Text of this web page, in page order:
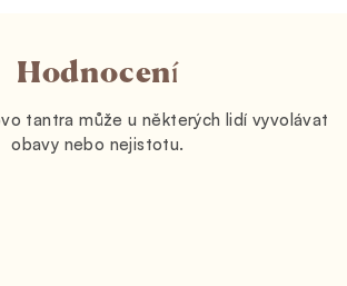
Hodnocení
tantra může u některých lidí vyvolávat
obavy nebo nejistotu.